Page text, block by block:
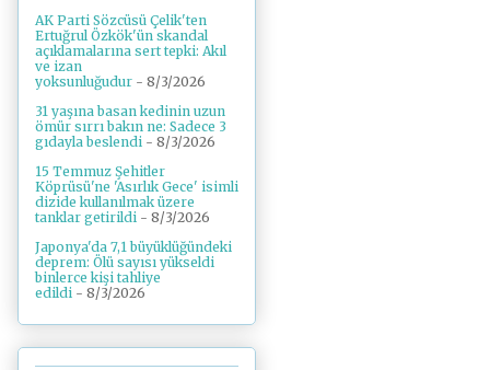
AK Parti Sözcüsü Çelik'ten
Ertuğrul Özkök'ün skandal
açıklamalarına sert tepki: Akıl
ve izan
yoksunluğudur - 8/3/2026
31 yaşına basan kedinin uzun
ömür sırrı bakın ne: Sadece 3
gıdayla beslendi - 8/3/2026
15 Temmuz Şehitler
Köprüsü'ne 'Asırlık Gece' isimli
dizide kullanılmak üzere
tanklar getirildi - 8/3/2026
Japonya'da 7,1 büyüklüğündeki
deprem: Ölü sayısı yükseldi
binlerce kişi tahliye
edildi - 8/3/2026